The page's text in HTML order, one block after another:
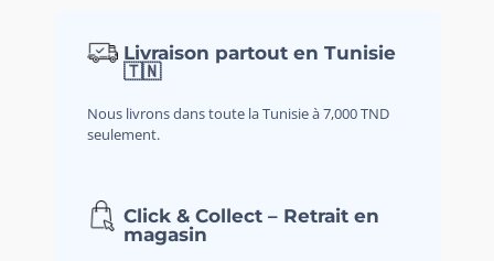
Livraison partout en Tunisie
🇹🇳
Nous livrons dans toute la Tunisie à 7,000 TND
seulement.
Click & Collect – Retrait en
magasin